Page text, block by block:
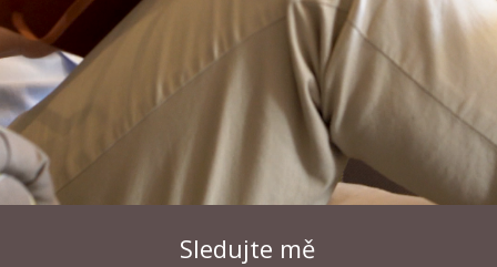
Sledujte mě